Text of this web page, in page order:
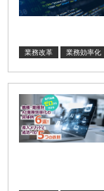
業務改革 業務効率化